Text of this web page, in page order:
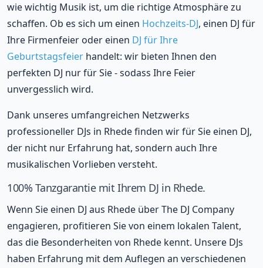
wie wichtig Musik ist, um die richtige Atmosphäre zu
schaffen. Ob es sich um einen Hochzeits-DJ, einen DJ für
Ihre Firmenfeier oder einen DJ für Ihre
Geburtstagsfeier handelt: wir bieten Ihnen den
perfekten DJ nur für Sie - sodass Ihre Feier
unvergesslich wird.
Dank unseres umfangreichen Netzwerks
professioneller DJs in Rhede finden wir für Sie einen DJ,
der nicht nur Erfahrung hat, sondern auch Ihre
musikalischen Vorlieben versteht.
100% Tanzgarantie mit Ihrem DJ in Rhede.
Wenn Sie einen DJ aus Rhede über The DJ Company
engagieren, profitieren Sie von einem lokalen Talent,
das die Besonderheiten von Rhede kennt. Unsere DJs
haben Erfahrung mit dem Auflegen an verschiedenen